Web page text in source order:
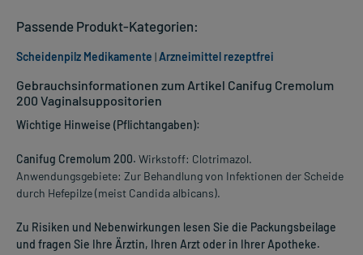
Gebrauchsinformationen zum Artikel Canifug Cremolum
200 Vaginalsuppositorien
Wichtige Hinweise (Pflichtangaben):
Canifug Cremolum 200. Wirkstoff: Clotrimazol.
Anwendungsgebiete: Zur Behandlung von Infektionen der Scheide
durch Hefepilze (meist Candida albicans).
Zu Risiken und Nebenwirkungen lesen Sie die Packungsbeilage
und fragen Sie Ihre Ärztin, Ihren Arzt oder in Ihrer Apotheke.
Passende Produkt-Kategorien:
Scheidenpilz Medikamente |Arzneimittel rezeptfrei